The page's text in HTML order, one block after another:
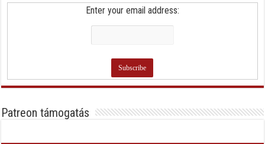
Enter your email address:
Patreon támogatás